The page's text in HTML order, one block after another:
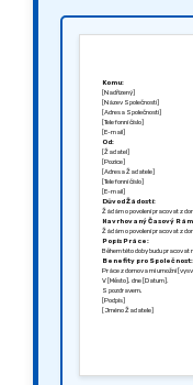
Komu:
[Nadřízený]
[Název Společnosti]
[Adresa Společnosti]
[Telefonní číslo]
[E-mail]
Od:
[Žadatel]
[Pozice]
[Adresa Žadatele]
[Telefonní číslo]
[E-mail]
Důvod Žádosti:
Žádám o povolení pracovat z
Navrhovaný Časový
Žádám o povolení pracovat z
Popis Práce:
Během této doby budu pracovat
Benefity pro Společnost:
Práce z domova mi umožní
V [Město], dne [Datum].
S pozdravem,
[Podpis]
[Jméno Žadatele]